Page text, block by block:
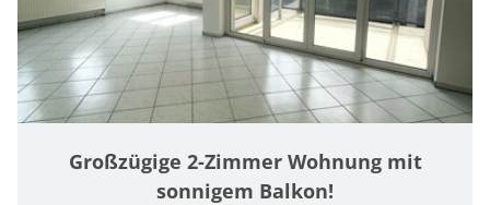
Großzügige 2-Zimmer Wohnung mit
sonnigem Balkon!